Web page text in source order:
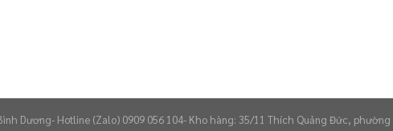
Dương- Hotline (Zalo) 0909 056 104- Kho hàng: 35/11 Thích Quảng Đức, phường